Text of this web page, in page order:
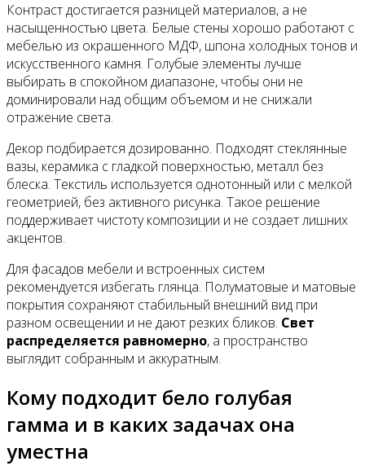
Контраст достигается разницей материалов, а не
насыщенностью цвета. Белые стены хорошо работают с
мебелью из окрашенного МДФ, шпона холодных тонов и
искусственного камня. Голубые элементы лучше
выбирать в спокойном диапазоне, чтобы они не
доминировали над общим объемом и не снижали
отражение света.
Декор подбирается дозированно. Подходят стеклянные
вазы, керамика с гладкой поверхностью, металл без
блеска. Текстиль используется однотонный или с мелкой
геометрией, без активного рисунка. Такое решение
поддерживает чистоту композиции и не создает лишних
акцентов.
Для фасадов мебели и встроенных систем
рекомендуется избегать глянца. Полуматовые и матовые
покрытия сохраняют стабильный внешний вид при
разном освещении и не дают резких бликов. Свет
распределяется равномерно, а пространство
выглядит собранным и аккуратным.
Кому подходит бело голубая
гамма и в каких задачах она
уместна